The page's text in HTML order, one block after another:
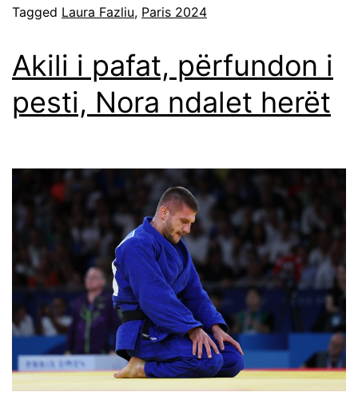
Tagged Laura Fazliu, Paris 2024
Akili i pafat, përfundon i
pesti, Nora ndalet herët